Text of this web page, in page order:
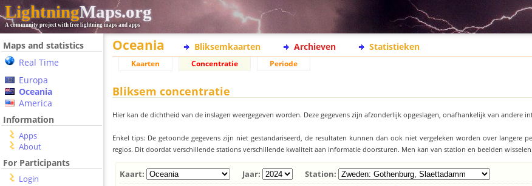
LightningMaps.org
A community project with free lightning maps and apps
Maps and statistics
Real Time
Europa
Oceania
America
Information
Apps
About
For Participants
Login
Oceania Bliksemkaarten Archieven Statistieken
Kaarten Concentratie Periode
Bliksem concentratie
Hier kan de dichtheid van de inslagen weergegeven worden. Deze gegevens zijn afzonderlijk opgeslagen, onafhankelijk van andere
Enkel tips: De getoonde gegevens zijn niet gestandariseerd, de resultaten kunnen dan ook niet vergeleken worden over langere
regios. Dit doordat verschillende stations verschillende kwaliteit aan informatie doorsturen. Men kan van station en beelden wisselen.
Kaart: Jaar:
Station: